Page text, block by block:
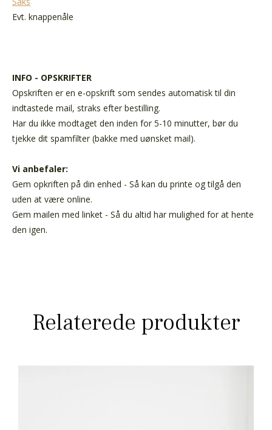
Evt. knappenåle
INFO - OPSKRIFTER
Opskriften er en e-opskrift som sendes automatisk til din
indtastede mail, straks efter bestilling.
Har du ikke modtaget den inden for 5-10 minutter, bør du
tjekke dit spamfilter (bakke med uønsket mail).
Vi anbefaler:
Gem opkriften på din enhed - Så kan du printe og tilgå den
uden at være online.
Gem mailen med linket - Så du altid har mulighed for at hente
den igen.
Relaterede produkter